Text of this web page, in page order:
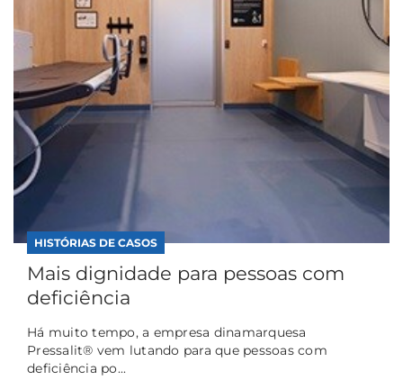
HISTÓRIAS DE CASOS
Mais dignidade para pessoas com
deficiência
Há muito tempo, a empresa dinamarquesa
Pressalit® vem lutando para que pessoas com
deficiência po...